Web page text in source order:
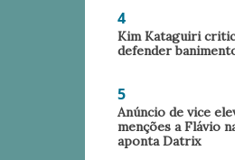
4
Kim Kataguiri
defender
5
Anúncio de vice
menções a Flávio
aponta Datrix